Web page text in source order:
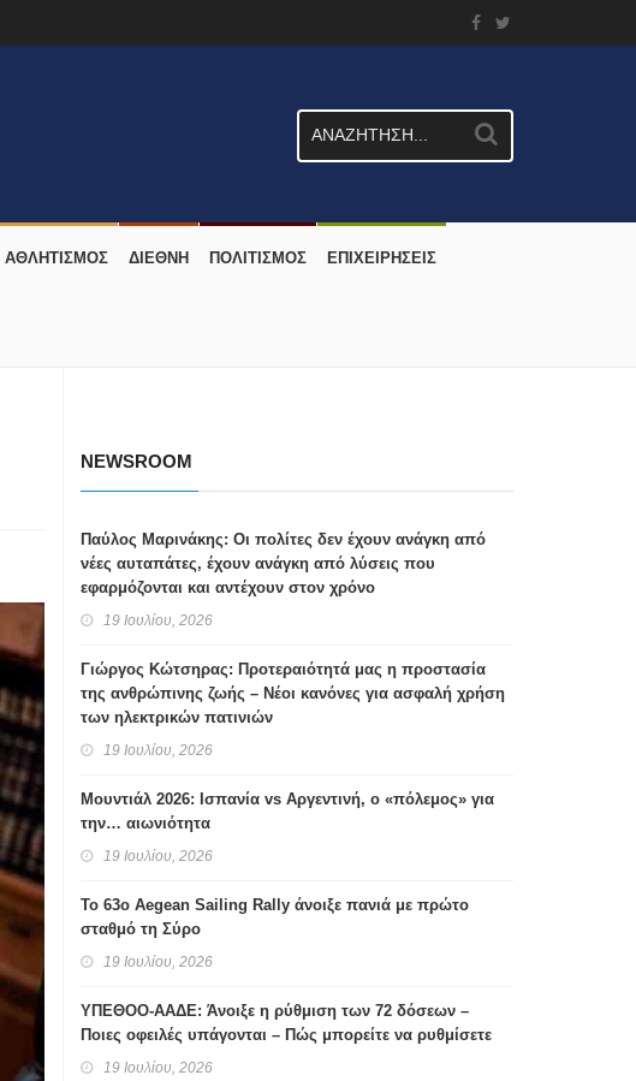
ΑΘΛΗΤΙΣΜΟΣ ΔΙΕΘΝΗ ΠΟΛΙΤΙΣΜΟΣ ΕΠΙΧΕΙΡΗΣΕΙΣ
NEWSROOM
Παύλος Μαρινάκης: Οι πολίτες δεν έχουν ανάγκη από
νέες αυταπάτες, έχουν ανάγκη από λύσεις που
εφαρμόζονται και αντέχουν στον χρόνο
19 Ιουλίου, 2026
Γιώργος Κώτσηρας: Προτεραιότητά μας η προστασία
της ανθρώπινης ζωής – Νέοι κανόνες για ασφαλή χρήση
των ηλεκτρικών πατινιών
19 Ιουλίου, 2026
Μουντιάλ 2026: Ισπανία vs Αργεντινή, ο «πόλεμος» για
την… αιωνιότητα
19 Ιουλίου, 2026
Το 63ο Aegean Sailing Rally άνοιξε πανιά με πρώτο
σταθμό τη Σύρο
19 Ιουλίου, 2026
ΥΠΕΘΟΟ-ΑΑΔΕ: Άνοιξε η ρύθμιση των 72 δόσεων –
Ποιες οφειλές υπάγονται – Πώς μπορείτε να ρυθμίσετε
19 Ιουλίου, 2026